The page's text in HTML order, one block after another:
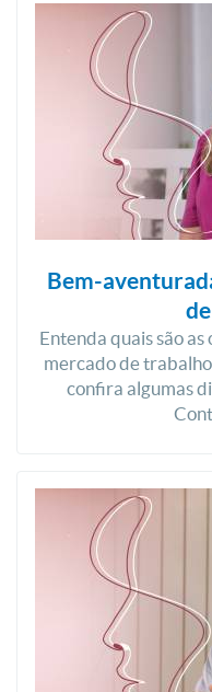
Bem-
Entenda quais são
mercado de
confira algumas